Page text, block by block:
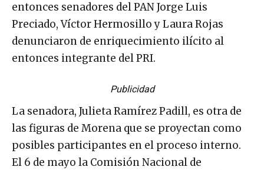
entonces senadores del PAN Jorge Luis
Preciado, Víctor Hermosillo y Laura Rojas
denunciaron de enriquecimiento ilícito al
entonces integrante del PRI.
Publicidad
La senadora, Julieta Ramírez Padill, es otra de
las figuras de Morena que se proyectan como
posibles participantes en el proceso interno.
El 6 de mayo la Comisión Nacional de